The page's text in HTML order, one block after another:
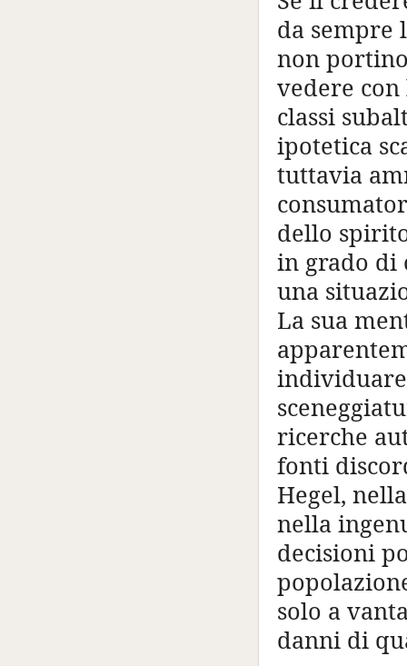
da sempre
non
vedere
classi
ipotetica
tuttavia
dello
in grado di
una
La sua
ricerche
fonti
Hegel,
nella
decisioni
solo a
danni di